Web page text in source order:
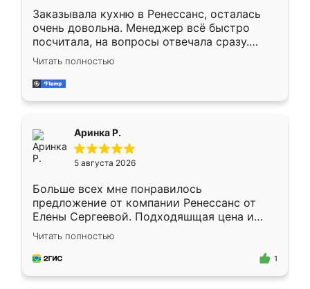
Заказывала кухню в Ренессанс, осталась
очень довольна. Менеджер всё быстро
посчитала, на вопросы отвечала сразу.
Замерщик приехал в субботу, подошёл к
делу со всей ответственностью. Собрали
за день, ребята работали аккуратно, даже
Читать полностью
Аринка Р.
5 августа 2026
Больше всех мне понравилось
предложение от компании Ренессанс от
Елены Сергеевой. Подходяшщая цена и
короткие сроки изготовления. Приехавший
для замера сотрудник Владислав
предложил по моему эскизу самый
Читать полностью
1